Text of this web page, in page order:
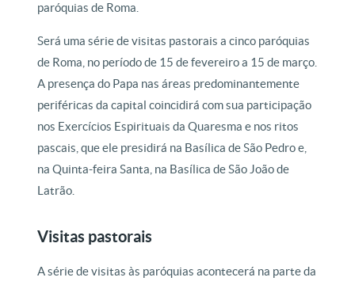
paróquias de Roma.
Será uma série de visitas pastorais a cinco paróquias
de Roma, no período de 15 de fevereiro a 15 de março.
A presença do Papa nas áreas predominantemente
periféricas da capital coincidirá com sua participação
nos Exercícios Espirituais da Quaresma e nos ritos
pascais, que ele presidirá na Basílica de São Pedro e,
na Quinta-feira Santa, na Basílica de São João de
Latrão.
Visitas pastorais
A série de visitas às paróquias acontecerá na parte da